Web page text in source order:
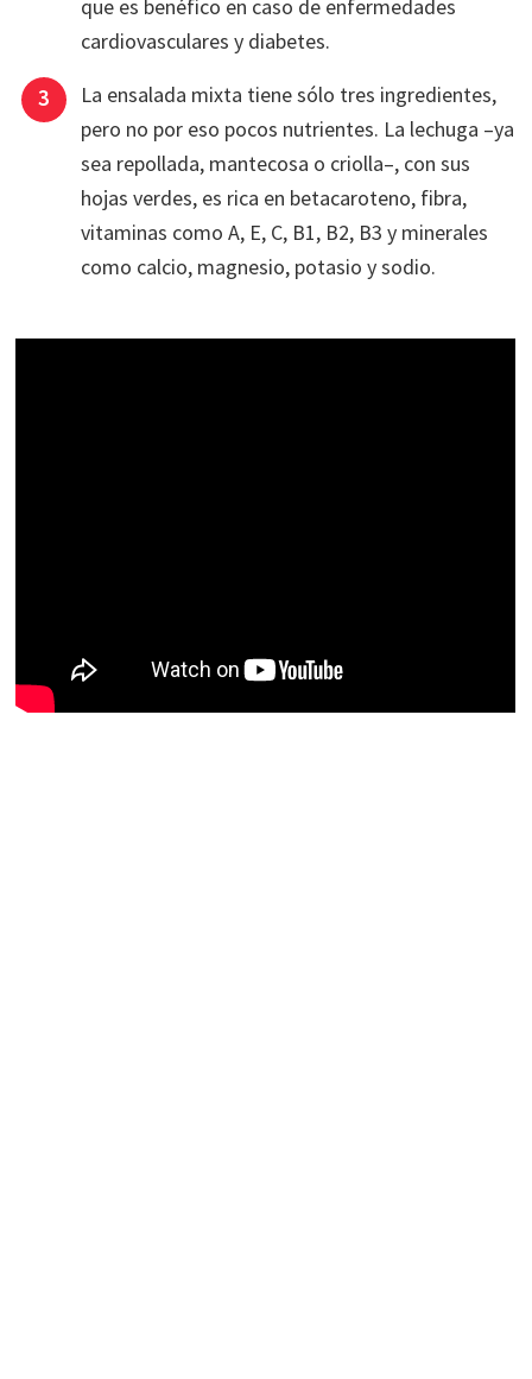
que es benéfico en caso de enfermedades
cardiovasculares y diabetes.
La ensalada mixta tiene sólo tres ingredientes,
pero no por eso pocos nutrientes. La lechuga –ya
sea repollada, mantecosa o criolla–, con sus
hojas verdes, es rica en betacaroteno, fibra,
vitaminas como A, E, C, B1, B2, B3 y minerales
como calcio, magnesio, potasio y sodio.